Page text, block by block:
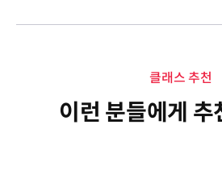
클래스 추천
이런 분들에게 추